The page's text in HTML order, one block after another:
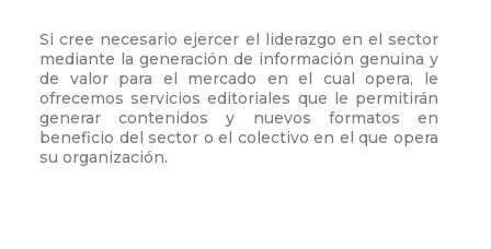
Si cree necesario ejercer el liderazgo en el sector
mediante la generación de información genuina y
de valor para el mercado en el cual opera, le
ofrecemos servicios editoriales que le permitirán
generar contenidos y nuevos formatos en
beneficio del sector o el colectivo en el que opera
su organización.